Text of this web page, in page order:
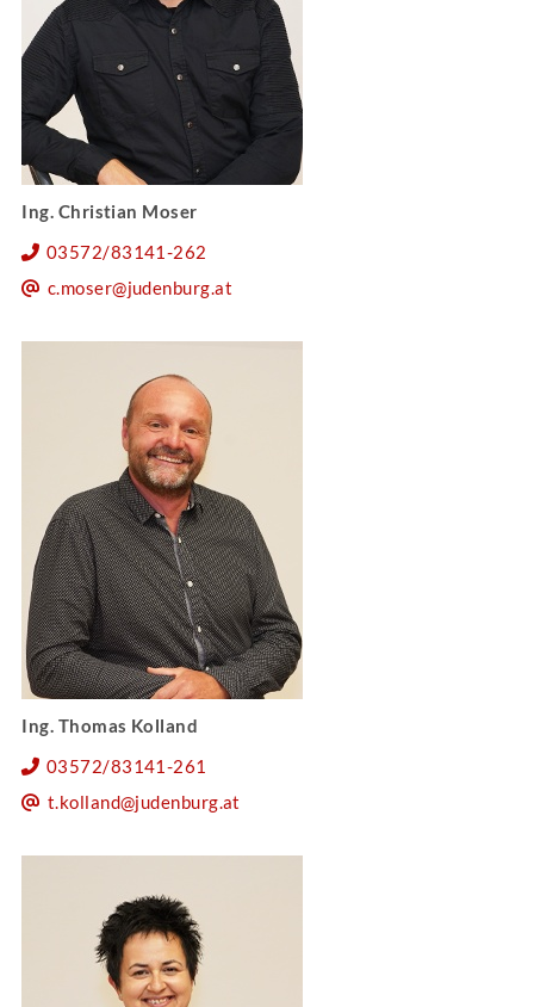
Ing. Christian Moser
03572/83141-262
c.moser@judenburg.at
Ing. Thomas Kolland
03572/83141-261
t.kolland@judenburg.at